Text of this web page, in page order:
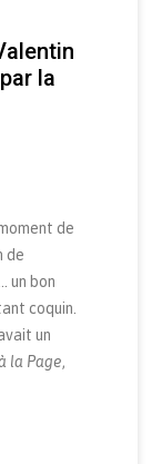
la
de
de
un bon
coquin.
un
la Page,